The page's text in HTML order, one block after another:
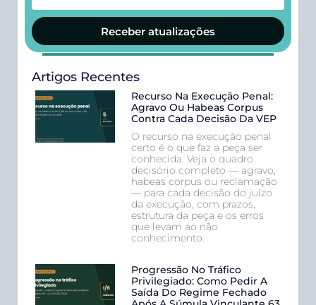
Receber atualizações
Artigos Recentes
Recurso Na Execução Penal:
Agravo Ou Habeas Corpus
Contra Cada Decisão Da VEP
O recurso na execução penal
certo é o que faz a peça ser
conhecida. Veja o quadro
decisório completo — agravo,
habeas corpus ou reclamação
— para cada decisão do juízo
da execução, com prazos,
estrutura da peça e os erros
que levam ao não
conhecimento.
Progressão No Tráfico
Privilegiado: Como Pedir A
Saída Do Regime Fechado